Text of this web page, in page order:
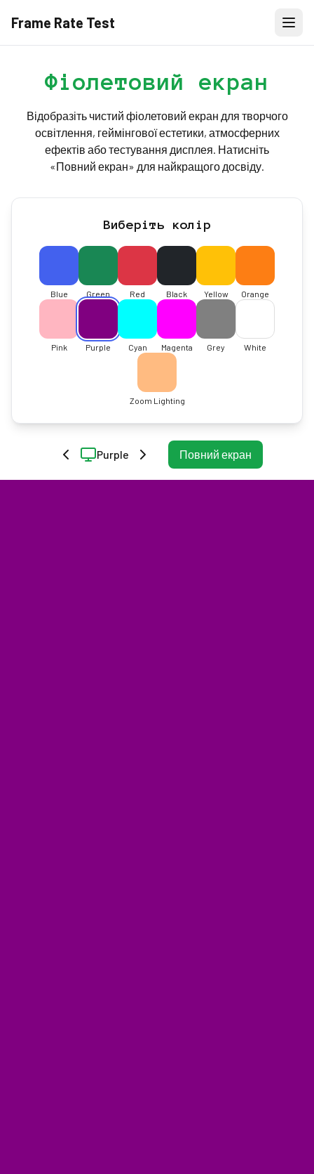
Frame Rate Test
Фіолетовий екран
Відобразіть чистий фіолетовий екран для творчого
освітлення, геймінгової естетики, атмосферних
ефектів або тестування дисплея. Натисніть
«Повний екран» для найкращого досвіду.
Виберіть колір
Blue Green Red Black Yellow Orange
Pink Purple Cyan Magenta Grey White
Zoom Lighting
Purple Повний екран